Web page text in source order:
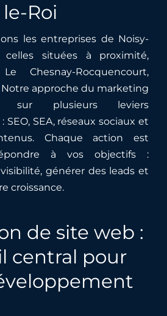
le-Roi
les entreprises de Noisy-
situées à proximité,
Le Chesnay-Rocquencourt,
Notre approche du marketing
sur plusieurs leviers
SEA, réseaux sociaux et
Chaque action est
à vos objectifs :
générer des leads et
croissance.
de site web :
central pour